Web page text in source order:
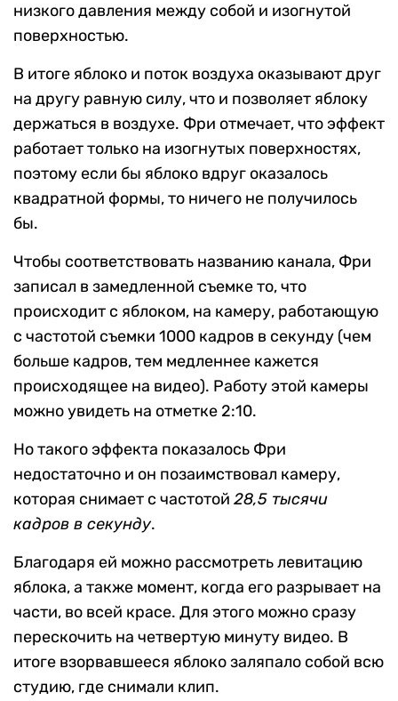
низкого давления между собой и изогнутой
поверхностью.
В итоге яблоко и поток воздуха оказывают друг
на другу равную силу, что и позволяет яблоку
держаться в воздухе. Фри отмечает, что эффект
работает только на изогнутых поверхностях,
поэтому если бы яблоко вдруг оказалось
квадратной формы, то ничего не получилось
бы.
Чтобы соответствовать названию канала, Фри
записал в замедленной съемке то, что
происходит с яблоком, на камеру, работающую
с частотой съемки 1000 кадров в секунду (чем
больше кадров, тем медленнее кажется
происходящее на видео). Работу этой камеры
можно увидеть на отметке 2:10.
Но такого эффекта показалось Фри
недостаточно и он позаимствовал камеру,
которая снимает с частотой 28,5 тысячи
кадров в секунду.
Благодаря ей можно рассмотреть левитацию
яблока, а также момент, когда его разрывает на
части, во всей красе. Для этого можно сразу
перескочить на четвертую минуту видео. В
итоге взорвавшееся яблоко заляпало собой всю
студию, где снимали клип.